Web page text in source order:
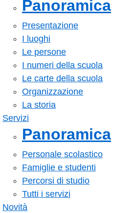
Panoramica
Presentazione
I luoghi
Le persone
I numeri della scuola
Le carte della scuola
Organizzazione
La storia
Servizi
Panoramica
Personale scolastico
Famiglie e studenti
Percorsi di studio
Tutti i servizi
Novità